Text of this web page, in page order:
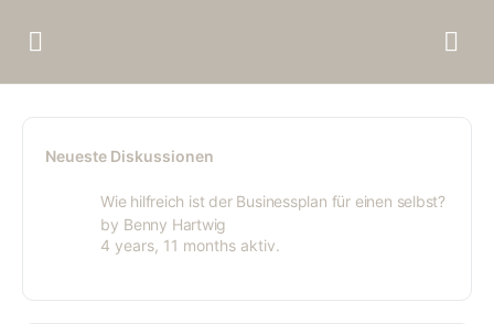
Neueste Diskussionen
Wie hilfreich ist der Businessplan für einen selbst?
by Benny Hartwig
4 years, 11 months aktiv.